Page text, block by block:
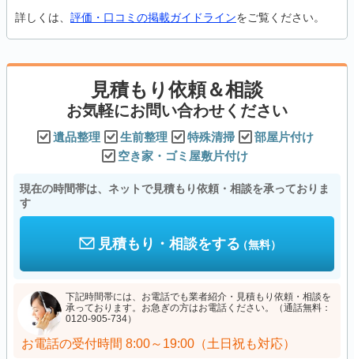
詳しくは、 評価・口コミの掲載ガイドラインをご覧ください。
見積もり依頼＆相談
お気軽にお問い合わせください
遺品整理 生前整理 特殊清掃
部屋片付け
空き家・ゴミ屋敷片付け
現在の時間帯は、ネットで見積もり依頼・相談を承っておりま
す
見積もり・相談をする（無料）
下記時間帯には、お電話でも業者紹介・見積もり依頼・相談を
承っております。お急ぎの方はお電話ください。（通話無料：
0120-905-734）
お電話の受付時間 8:00～19:00（土日祝も対応）